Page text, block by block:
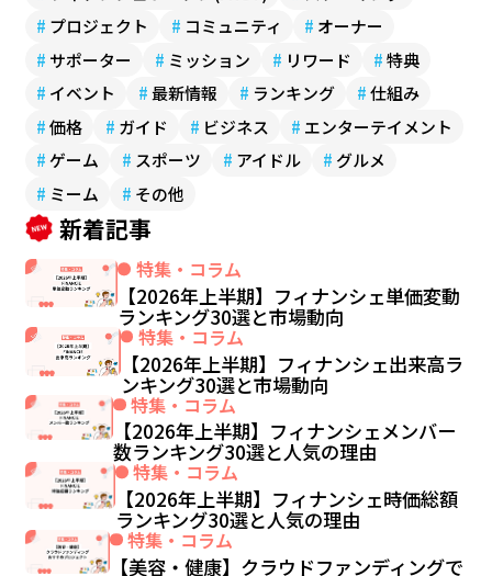
# プロジェクト # コミュニティ # オーナー
# サポーター # ミッション # リワード #特典
# イベント #最新情報 # ランキング #仕組み
#価格 # ガイド # ビジネス # エンターテイメント
# ゲーム # スポーツ # アイドル # グルメ
# ミーム # その他
新着記事
特集・コラム
【2026年上半期】フィナンシェ単価変動
ランキング30選と市場動向
特集・コラム
【2026年上半期】フィナンシェ出来高ラ
ンキング30選と市場動向
特集・コラム
【2026年上半期】フィナンシェメンバー
数ランキング30選と人気の理由
特集・コラム
【2026年上半期】フィナンシェ時価総額
ランキング30選と人気の理由
特集・コラム
【美容・健康】クラウドファンディングで